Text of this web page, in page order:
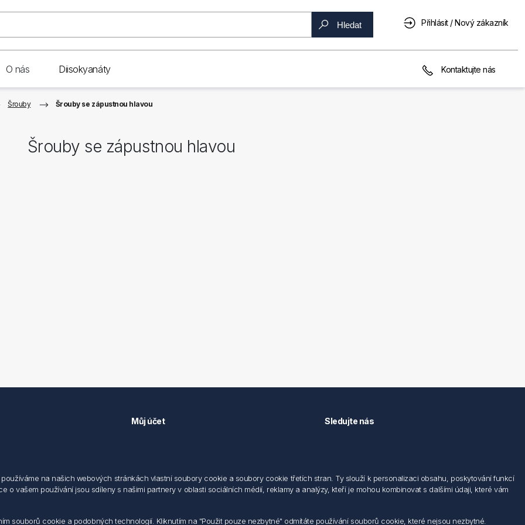
Hledat Přihlásit / Nový zákazník
O nás Diisokyanáty Kontaktujte nás
Šrouby Šrouby se zápustnou hlavou
Šrouby se zápustnou hlavou
elektronických dokumentu
s elektroodpadem
Můj účet Sledujte nás
na našich webových stránkách vlastní soubory cookie a soubory cookie třetích stran. Ty slouží k personalizaci obsahu, poskytování funkcí
vašem používání jsou sdíleny s našimi partnery v oblasti sociálních médií, reklamy a analýzy, kteří je mohou kombinovat s dalšími údaji, které vám
souborů cookie a podobných technologií. Kliknutím na "Použit pouze nezbytné" odmítáte používání souborů cookie, které nejsou nezbytné.